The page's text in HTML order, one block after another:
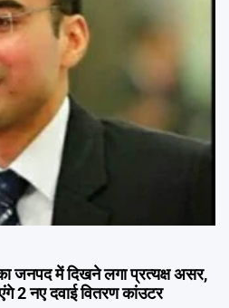
जनपद में दिखने लगा प्रत्यक्ष असर,
2 नए दवाई वितरण कांउटर